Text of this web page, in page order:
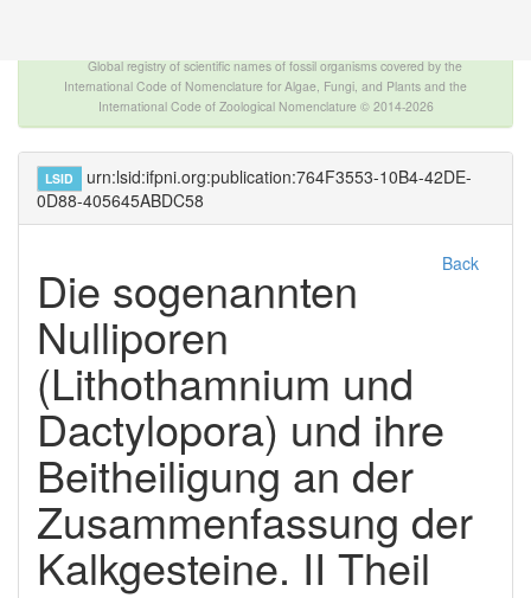
Global registry of scientific names of fossil organisms covered by the
International Code of Nomenclature for Algae, Fungi, and Plants and the
International Code of Zoological Nomenclature © 2014-2026
LSID
urn:lsid:ifpni.org:publication:764F3553-10B4-42DE-
0D88-405645ABDC58
Back
Die sogenannten
Nulliporen
(Lithothamnium und
Dactylopora) und ihre
Beitheiligung an der
Zusammenfassung der
Kalkgesteine. II Theil